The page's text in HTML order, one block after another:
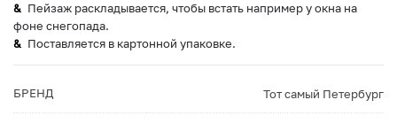
Пейзаж раскладывается, чтобы встать например у окна на
фоне снегопада.
Поставляется в картонной упаковке.
БРЕНД Тот самый Петербург